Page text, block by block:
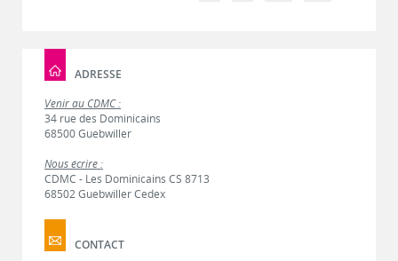
ADRESSE
Venir au CDMC :
34 rue des Dominicains
68500 Guebwiller
Nous écrire :
CDMC - Les Dominicains CS 8713
68502 Guebwiller Cedex
CONTACT